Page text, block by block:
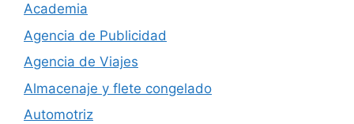
Academia
Agencia de Publicidad
Agencia de Viajes
Almacenaje y flete congelado
Automotriz